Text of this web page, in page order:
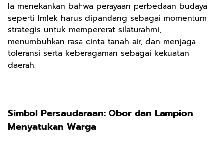
Ia menekankan bahwa perayaan perbedaan budaya
seperti Imlek harus dipandang sebagai momentum
strategis untuk mempererat silaturahmi,
menumbuhkan rasa cinta tanah air, dan menjaga
toleransi serta keberagaman sebagai kekuatan
daerah.
Simbol Persaudaraan: Obor dan Lampion
Menyatukan Warga